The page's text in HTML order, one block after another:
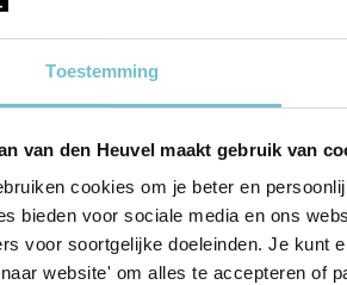
Toestemming
van den Heuvel maakt gebruik van
cookies om je beter en
bieden voor sociale media en ons
voor soortgelijke doeleinden. Je kunt
website' om alles te accepteren of